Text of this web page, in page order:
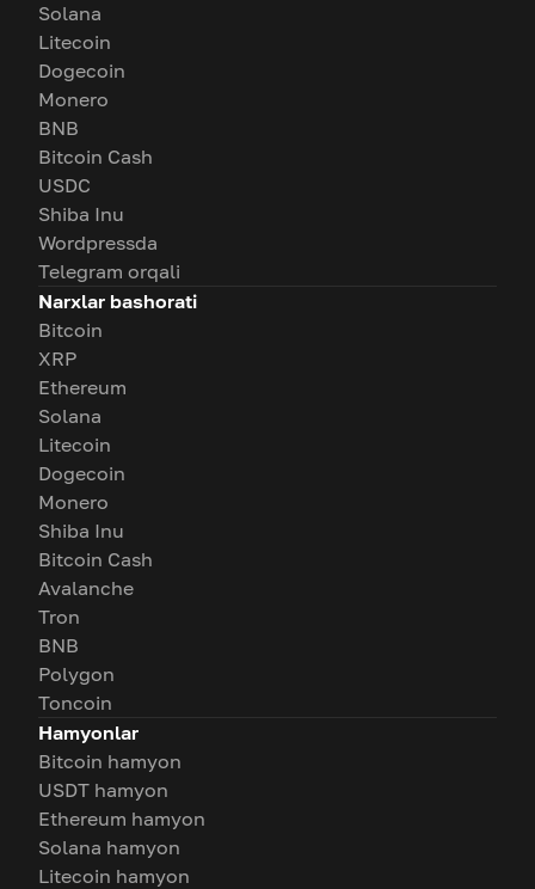
Solana
Litecoin
Dogecoin
Monero
BNB
Bitcoin Cash
USDC
Shiba Inu
Wordpressda
Telegram orqali
Narxlar bashorati
Bitcoin
XRP
Ethereum
Solana
Litecoin
Dogecoin
Monero
Shiba Inu
Bitcoin Cash
Avalanche
Tron
BNB
Polygon
Toncoin
Hamyonlar
Bitcoin hamyon
USDT hamyon
Ethereum hamyon
Solana hamyon
Litecoin hamyon